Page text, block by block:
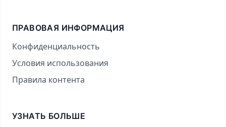
ПРАВОВАЯ ИНФОРМАЦИЯ
Конфиденциальность
Условия использования
Правила контента
УЗНАТЬ БОЛЬШЕ